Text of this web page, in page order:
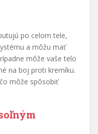
po celom tele,
a môžu mať
môže vaše telo
na boj proti kremíku.
môže spôsobiť